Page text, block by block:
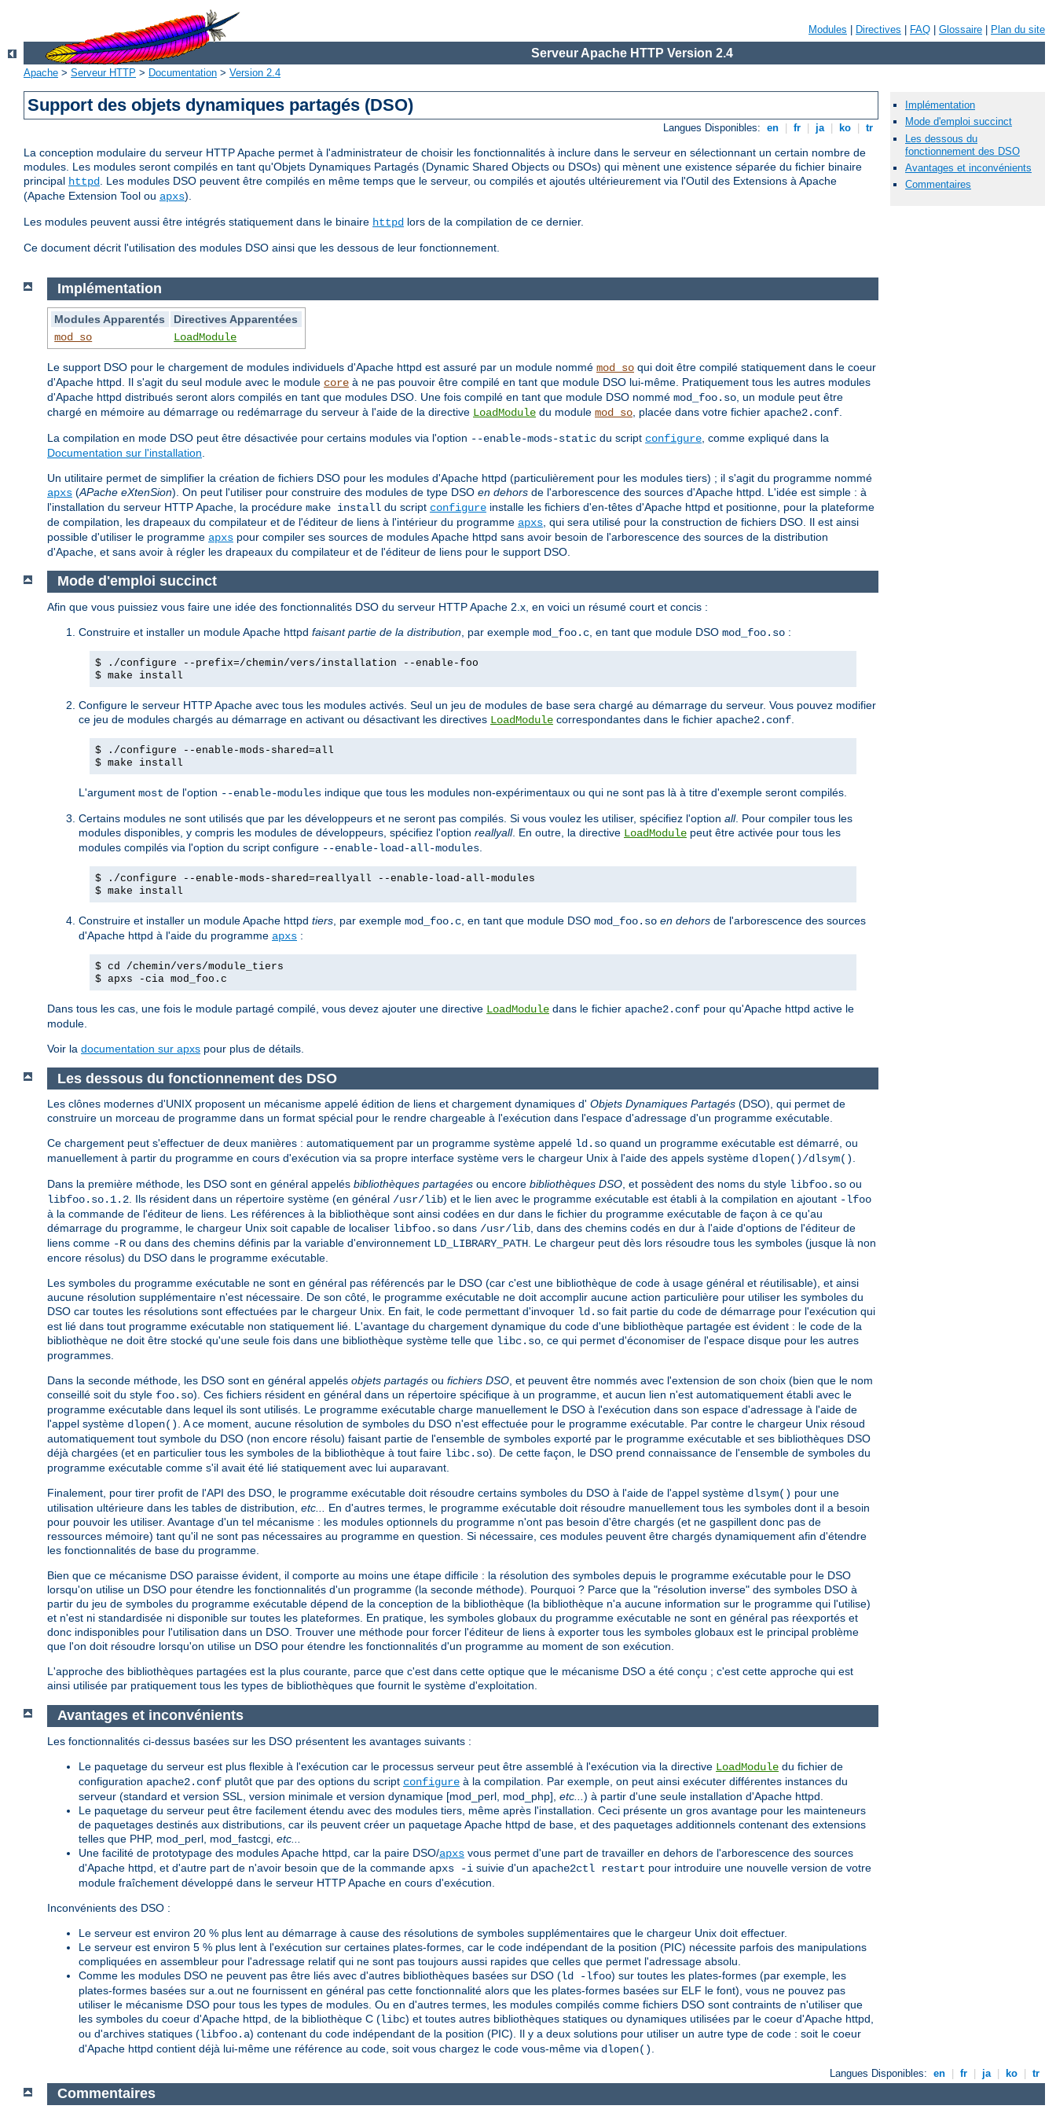
Modules Directives FAQ Glossaire Plan du site
Serveur Apache HTTP Version 2.4
Apache > Serveur HTTP > Documentation > Version 2.4
Support des objets dynamiques partagés (DSO)
Langues Disponibles: en fr ja ko tr
La conception modulaire du serveur HTTP Apache permet à l'administrateur de choisir les fonctionnalités à inclure dans le serveur en sélectionnant un certain nombre de
modules. Les modules seront compilés en tant qu'Objets Dynamiques Partagés (Dynamic Shared Objects ou DSOs) qui mènent une existence séparée du fichier binaire
principal httpd. Les modules DSO peuvent être compilés en même temps que le serveur, ou compilés et ajoutés ultérieurement via l'Outil des Extensions à Apache
(Apache Extension Tool ou apxs).
Les modules peuvent aussi être intégrés statiquement dans le binaire httpd lors de la compilation de ce dernier.
Ce document décrit l'utilisation des modules DSO ainsi que les dessous de leur fonctionnement.
Implémentation
Mode d'emploi succinct
Les dessous du
fonctionnement des DSO
Avantages et inconvénients
Commentaires
Implémentation
Modules Apparentés
Directives Apparentées
mod_so
LoadModule
Le support DSO pour le chargement de modules individuels d'Apache httpd est assuré par un module nommé mod_so qui doit être compilé statiquement dans le coeur
d'Apache httpd. Il s'agit du seul module avec le module core à ne pas pouvoir être compilé en tant que module DSO lui-même. Pratiquement tous les autres modules
d'Apache httpd distribués seront alors compilés en tant que modules DSO. Une fois compilé en tant que module DSO nommé mod_foo.so , un module peut être
chargé en mémoire au démarrage ou redémarrage du serveur à l'aide de la directive LoadModule du module mod_so , placée dans votre fichier apache2.conf
La compilation en mode DSO peut être désactivée pour certains modules via l'option --enable-mods-static du script configure , comme expliqué dans la
Documentation sur l'installation
Un utilitaire permet de simplifier la création de fichiers DSO pour les modules d'Apache httpd (particulièrement pour les modules tiers) ; il s'agit du programme nommé
apxs (APache eXtenSion). On peut l'utiliser pour construire des modules de type DSO en dehors de l'arborescence des sources d'Apache httpd. L'idée est simple : à
l'installation du serveur HTTP Apache, la procédure make install du script configure installe les fichiers d'en-têtes d'Apache httpd et positionne, pour la plateforme
de compilation, les drapeaux du compilateur et de l'éditeur de liens à l'intérieur du programme apxs , qui sera utilisé pour la construction de fichiers DSO. Il est ainsi
possible d'utiliser le programme apxs pour compiler ses sources de modules Apache httpd sans avoir besoin de l'arborescence des sources de la distribution
d'Apache, et sans avoir à régler les drapeaux du compilateur et de l'éditeur de liens pour le support DSO.
Mode d'emploi succinct
Afin que vous puissiez vous faire une idée des fonctionnalités DSO du serveur HTTP Apache 2.x, en voici un résumé court et concis :
Construire et installer un module Apache httpd faisant partie de la distribution , par exemple mod_foo.c , en tant que module DSO mod_foo.so :
$ ./configure --prefix=/chemin/vers/installation --enable-foo
$ make install
Configure le serveur HTTP Apache avec tous les modules activés. Seul un jeu de modules de base sera chargé au démarrage du serveur. Vous pouvez modifier
ce jeu de modules chargés au démarrage en activant ou désactivant les directives LoadModule correspondantes dans le fichier apache2.conf
$ ./configure --enable-mods-shared=all
$ make install
L'argument most de l'option --enable-modules indique que tous les modules non-expérimentaux ou qui ne sont pas là à titre d'exemple seront compilés.
Certains modules ne sont utilisés que par les développeurs et ne seront pas compilés. Si vous voulez les utiliser, spécifiez l'option all. Pour compiler tous les
modules disponibles, y compris les modules de développeurs, spécifiez l'option reallyall. En outre, la directive LoadModule peut être activée pour tous les
modules compilés via l'option du script configure --enable-load-all-modules
$ ./configure --enable-mods-shared=reallyall --enable-load-all-modules
$ make install
Construire et installer un module Apache httpd tiers , par exemple mod_foo.c , en tant que module DSO mod_foo.so en dehors de l'arborescence des sources
d'Apache httpd à l'aide du programme apxs :
$ cd /chemin/vers/module_tiers
$ apxs -cia mod_foo.c
Dans tous les cas, une fois le module partagé compilé, vous devez ajouter une directive LoadModule dans le fichier apache2.conf pour qu'Apache httpd active le
module.
Voir la documentation sur apxs pour plus de détails.
Les dessous du fonctionnement des DSO
Les clônes modernes d'UNIX proposent un mécanisme appelé édition de liens et chargement dynamiques d' Objets Dynamiques Partagés (DSO), qui permet de
construire un morceau de programme dans un format spécial pour le rendre chargeable à l'exécution dans l'espace d'adressage d'un programme exécutable.
Ce chargement peut s'effectuer de deux manières : automatiquement par un programme système appelé ld.so quand un programme exécutable est démarré, ou
manuellement à partir du programme en cours d'exécution via sa propre interface système vers le chargeur Unix à l'aide des appels système dlopen()/dlsym().
Dans la première méthode, les DSO sont en général appelés bibliothèques partagées ou encore bibliothèques DSO, et possèdent des noms du style libfoo.so ou
libfoo.so.1.2. Ils résident dans un répertoire système (en général /usr/lib) et le lien avec le programme exécutable est établi à la compilation en ajoutant -lfoo
à la commande de l'éditeur de liens. Les références à la bibliothèque sont ainsi codées en dur dans le fichier du programme exécutable de façon à ce qu'au
démarrage du programme, le chargeur Unix soit capable de localiser libfoo.so dans /usr/lib, dans des chemins codés en dur à l'aide d'options de l'éditeur de
liens comme -R ou dans des chemins définis par la variable d'environnement LD_LIBRARY_PATH. Le chargeur peut dès lors résoudre tous les symboles (jusque là non
encore résolus) du DSO dans le programme exécutable.
Les symboles du programme exécutable ne sont en général pas référencés par le DSO (car c'est une bibliothèque de code à usage général et réutilisable), et ainsi
aucune résolution supplémentaire n'est nécessaire. De son côté, le programme exécutable ne doit accomplir aucune action particulière pour utiliser les symboles du
DSO car toutes les résolutions sont effectuées par le chargeur Unix. En fait, le code permettant d'invoquer ld.so fait partie du code de démarrage pour l'exécution qui
est lié dans tout programme exécutable non statiquement lié. L'avantage du chargement dynamique du code d'une bibliothèque partagée est évident : le code de la
bibliothèque ne doit être stocké qu'une seule fois dans une bibliothèque système telle que libc.so, ce qui permet d'économiser de l'espace disque pour les autres
programmes.
Dans la seconde méthode, les DSO sont en général appelés objets partagés ou fichiers DSO, et peuvent être nommés avec l'extension de son choix (bien que le nom
conseillé soit du style foo.so). Ces fichiers résident en général dans un répertoire spécifique à un programme, et aucun lien n'est automatiquement établi avec le
programme exécutable dans lequel ils sont utilisés. Le programme exécutable charge manuellement le DSO à l'exécution dans son espace d'adressage à l'aide de
l'appel système dlopen(). A ce moment, aucune résolution de symboles du DSO n'est effectuée pour le programme exécutable. Par contre le chargeur Unix résoud
automatiquement tout symbole du DSO (non encore résolu) faisant partie de l'ensemble de symboles exporté par le programme exécutable et ses bibliothèques DSO
déjà chargées (et en particulier tous les symboles de la bibliothèque à tout faire libc.so). De cette façon, le DSO prend connaissance de l'ensemble de symboles du
programme exécutable comme s'il avait été lié statiquement avec lui auparavant.
Finalement, pour tirer profit de l'API des DSO, le programme exécutable doit résoudre certains symboles du DSO à l'aide de l'appel système dlsym() pour une
utilisation ultérieure dans les tables de distribution, etc... En d'autres termes, le programme exécutable doit résoudre manuellement tous les symboles dont il a besoin
pour pouvoir les utiliser. Avantage d'un tel mécanisme : les modules optionnels du programme n'ont pas besoin d'être chargés (et ne gaspillent donc pas de
ressources mémoire) tant qu'il ne sont pas nécessaires au programme en question. Si nécessaire, ces modules peuvent être chargés dynamiquement afin d'étendre
les fonctionnalités de base du programme.
Bien que ce mécanisme DSO paraisse évident, il comporte au moins une étape difficile : la résolution des symboles depuis le programme exécutable pour le DSO
lorsqu'on utilise un DSO pour étendre les fonctionnalités d'un programme (la seconde méthode). Pourquoi ? Parce que la "résolution inverse" des symboles DSO à
partir du jeu de symboles du programme exécutable dépend de la conception de la bibliothèque (la bibliothèque n'a aucune information sur le programme qui l'utilise)
et n'est ni standardisée ni disponible sur toutes les plateformes. En pratique, les symboles globaux du programme exécutable ne sont en général pas réexportés et
donc indisponibles pour l'utilisation dans un DSO. Trouver une méthode pour forcer l'éditeur de liens à exporter tous les symboles globaux est le principal problème
que l'on doit résoudre lorsqu'on utilise un DSO pour étendre les fonctionnalités d'un programme au moment de son exécution.
L'approche des bibliothèques partagées est la plus courante, parce que c'est dans cette optique que le mécanisme DSO a été conçu ; c'est cette approche qui est
ainsi utilisée par pratiquement tous les types de bibliothèques que fournit le système d'exploitation.
Avantages et inconvénients
Les fonctionnalités ci-dessus basées sur les DSO présentent les avantages suivants :
Le paquetage du serveur est plus flexible à l'exécution car le processus serveur peut être assemblé à l'exécution via la directive LoadModule du fichier de
configuration apache2.conf plutôt que par des options du script configure à la compilation. Par exemple, on peut ainsi exécuter différentes instances du
serveur (standard et version SSL, version minimale et version dynamique [mod_perl, mod_php], etc... ) à partir d'une seule installation d'Apache httpd.
Le paquetage du serveur peut être facilement étendu avec des modules tiers, même après l'installation. Ceci présente un gros avantage pour les mainteneurs
de paquetages destinés aux distributions, car ils peuvent créer un paquetage Apache httpd de base, et des paquetages additionnels contenant des extensions
telles que PHP, mod_perl, mod_fastcgi, etc...
Une facilité de prototypage des modules Apache httpd, car la paire DSO/apxs vous permet d'une part de travailler en dehors de l'arborescence des sources
d'Apache httpd, et d'autre part de n'avoir besoin que de la commande apxs -i suivie d'un apache2ctl restart pour introduire une nouvelle version de votre
module fraîchement développé dans le serveur HTTP Apache en cours d'exécution.
Inconvénients des DSO :
Le serveur est environ 20 % plus lent au démarrage à cause des résolutions de symboles supplémentaires que le chargeur Unix doit effectuer.
Le serveur est environ 5 % plus lent à l'exécution sur certaines plates-formes, car le code indépendant de la position (PIC) nécessite parfois des manipulations
compliquées en assembleur pour l'adressage relatif qui ne sont pas toujours aussi rapides que celles que permet l'adressage absolu.
Comme les modules DSO ne peuvent pas être liés avec d'autres bibliothèques basées sur DSO (ld -lfoo) sur toutes les plates-formes (par exemple, les
plates-formes basées sur a.out ne fournissent en général pas cette fonctionnalité alors que les plates-formes basées sur ELF le font), vous ne pouvez pas
utiliser le mécanisme DSO pour tous les types de modules. Ou en d'autres termes, les modules compilés comme fichiers DSO sont contraints de n'utiliser que
les symboles du coeur d'Apache httpd, de la bibliothèque C (libc) et toutes autres bibliothèques statiques ou dynamiques utilisées par le coeur d'Apache httpd,
ou d'archives statiques (libfoo.a) contenant du code indépendant de la position (PIC). Il y a deux solutions pour utiliser un autre type de code : soit le coeur
d'Apache httpd contient déjà lui-même une référence au code, soit vous chargez le code vous-même via dlopen()
Langues Disponibles: en fr ja ko tr
Commentaires